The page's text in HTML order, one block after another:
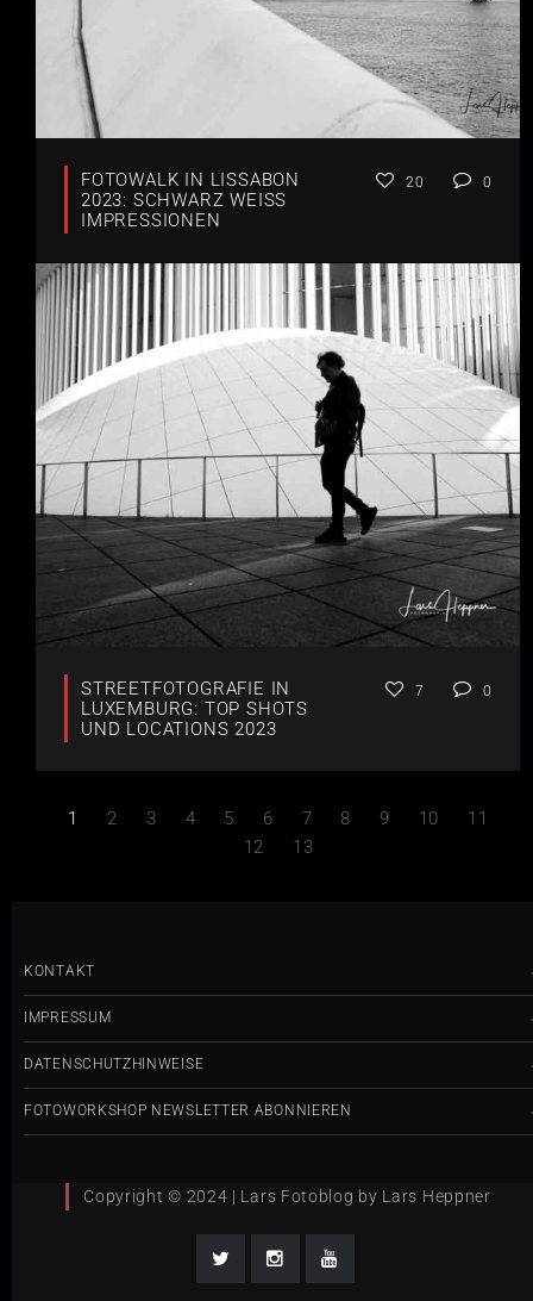
FOTOWALK IN LISSABON
2023: SCHWARZ WEISS I
MPRESSIONEN
20 0
STREETFOTOGRAFIE IN
LUXEMBURG: TOP SHOTS
UND LOCATIONS 2023
7 0
1 2 3 4 5 6 7 8 9 10
11
12
13
KONTAKT
IMPRESSUM
DATENSCHUTZHINWEISE
FOTOWORKSHOP NEWSLETTER ABONNIEREN
Copyright © 2024 | Lars Fotoblog by Lars Heppner